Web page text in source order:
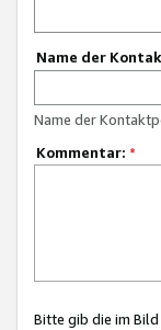
Name der
Name der
Kommentar: *
Bitte gib die im